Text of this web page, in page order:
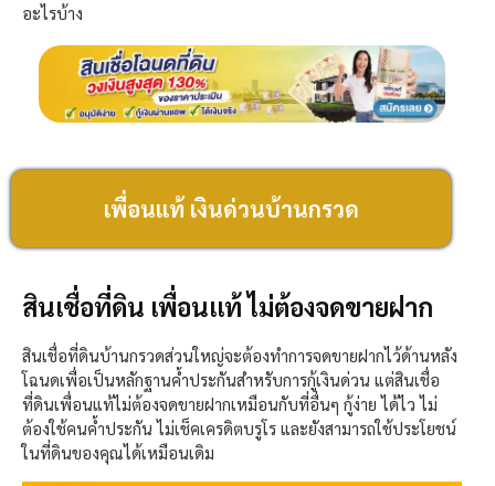
อะไรบ้าง
เพื่อนแท้ เงินด่วนบ้านกรวด
สินเชื่อที่ดิน เพื่อนแท้ ไม่ต้องจดขายฝาก
สินเชื่อที่ดินบ้านกรวดส่วนใหญ่จะต้องทำการจดขายฝากไว้ด้านหลัง
โฉนดเพื่อเป็นหลักฐานค้ำประกันสำหรับการกู้เงินด่วน แต่สินเชื่อ
ที่ดินเพื่อนแท้ไม่ต้องจดขายฝากเหมือนกับที่อื่นๆ กู้ง่าย ได้ไว ไม่
ต้องใช้คนค้ำประกัน ไม่เช็คเครดิตบรูโร และยังสามารถใช้ประโยชน์
ในที่ดินของคุณได้เหมือนเดิม